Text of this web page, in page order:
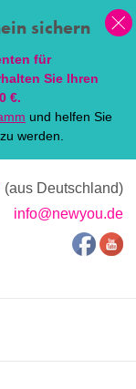
sichern
für
Sie Ihren
€.
und helfen Sie
werden.
(aus Deutschland)
info@newyou.de